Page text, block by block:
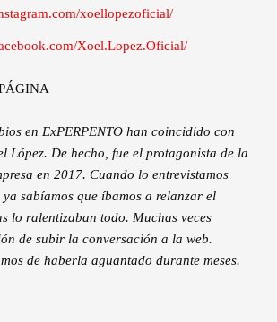
xoellopezoficial/
Xoel.Lopez.Oficial/
en ExPERPENTO han coincidido con
López. De hecho, fue el protagonista de la
en 2017. Cuando lo entrevistamos
ya sabíamos que íbamos a relanzar el
lo ralentizaban todo. Muchas veces
de subir la conversación a la web.
de haberla aguantado durante meses.